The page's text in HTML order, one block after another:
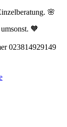
🌸
🧡
023814929149